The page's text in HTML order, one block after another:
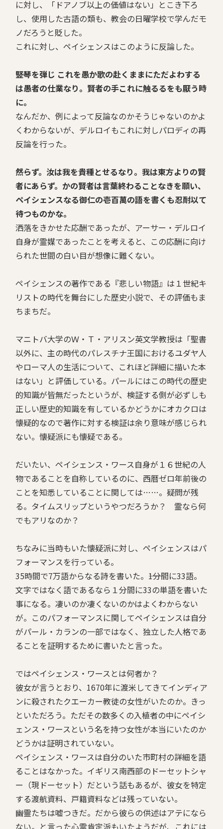
に対し、「ドアノブ以上の価値はない」とこき下ろ
し、使用した古語の類も、教会の日曜学校で学んだモ
ノだろうと貶した。
これに対し、ペイシェンスはこのように反論した。
――竪琴を弾じ これを愚か歌の赴くままにただよわする
は愚者の仕業なり。賢者の手これに触るるをも厭う時
に。
なんだか、例によって反論なのかそうじゃないのかよ
くわからないが、デルロイもこれに対しパロディの再
反論を行った。
――然らず。汝は我を貴種とせるなり。我は東方よりの賢
者にあらず。かの賢者は言葉終わることなきを願い、
ペイシェンスなる御仁の壱百萬の語を書くも忍耐以て
待つものかな。
洒落をきかせた応酬であったが、アーサー・デルロイ
自身が霊媒であったことを考えると、この応酬に向け
られた世間の白い目が想像に難くない。
ペイシェンスの著作である『悲しい物語』は１世紀キ
リストの時代を舞台にした歴史小説で、その評価もま
ちまちだ。
マニトバ大学のＷ・Ｔ・アリスン英文学教授は「聖書
以外に、主の時代のパレスチナ王国におけるユダヤ人
やローマ人の生活について、これほど詳細に描いた本
はない」と評価している。パールにはこの時代の歴史
的知識が皆無だったというが、検証する側が必ずしも
正しい歴史的知識を有しているかどうかにオカクロは
懐疑的なので著作に対する検証は余り意味が感じられ
ない。懐疑派にも懐疑である。
だいたい、ペイシェンス・ワース自身が１６世紀の人
物であることを自称しているのに、西暦ゼロ年前後の
ことを知悉していることに関しては……。疑問が残
る。タイムスリップというやつだろうか？ 霊なら何
でもアリなのか？
ちなみに当時もいた懐疑派に対し、ペイシェンスはパ
フォーマンスを行っている。
35時間で7万語からなる詩を書いた。――1分間に33語。
文字ではなく語であるなら１分間に33の単語を書いた
事になる。凄いのか凄くないのかはよくわからない
が。このパフォーマンスに関してペイシェンスは自分
がパール・カランの一部ではなく、独立した人格であ
ることを証明するために書いたと言った。
ではペイシェンス・ワースとは何者か？
彼女が言うとおり、1670年に渡米してきてインディア
ンに殺されたクエーカー教徒の女性がいたのか。きっ
といただろう。ただその数多くの入植者の中にペイシ
ェンス・ワースという名を持つ女性が本当にいたのか
どうかは証明されていない。
ペイシェンス・ワースは自分のいた市町村の詳細を語
ることはなかった。イギリス南西部のドーセットシャ
ー（現ドーセット）だという話もあるが、彼女を特定
する渡航資料、戸籍資料などは残っていない。
――幽霊たちは嘘つきだ。だから彼らの供述はアテになら
ない。と言った心霊肯定派もいたようだが、これには